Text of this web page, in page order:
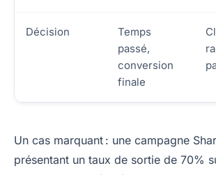
Décision
Temps
passé,
conversion
finale
Un cas marquant : une campagne
présentant un taux de sortie de 70%